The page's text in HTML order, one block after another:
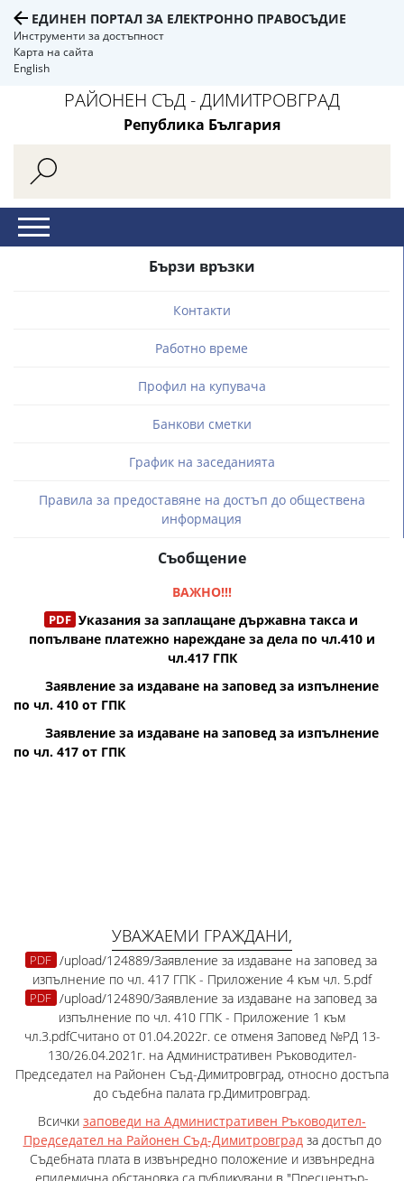
ЕДИНЕН ПОРТАЛ ЗА ЕЛЕКТРОННО ПРАВОСЪДИЕ
Инструменти за достъпност
Карта на сайта
English
РАЙОНЕН СЪД - ДИМИТРОВГРАД
Република България
Бързи връзки
Контакти
Работно време
Профил на купувача
Банкови сметки
График на заседанията
Правила за предоставяне на достъп до обществена
информация
Съобщение
ВАЖНО!!!
Указания за заплащане държавна такса и
попълване платежно нареждане за дела по чл.410 и
чл.417 ГПК
Заявление за издаване на заповед за изпълнение
по чл. 410 от ГПК
Заявление за издаване на заповед за изпълнение
по чл. 417 от ГПК
УВАЖАЕМИ ГРАЖДАНИ,
/upload/124889/Заявление за издаване на заповед за
изпълнение по чл. 417 ГПК - Приложение 4 към чл. 5.pdf
/upload/124890/Заявление за издаване на заповед за
изпълнение по чл. 410 ГПК - Приложение 1 към
чл.3.pdfСчитано от 01.04.2022г. се отменя Заповед №РД 13-
130/26.04.2021г. на Административен Ръководител-
Председател на Районен Съд-Димитровград, относно достъпа
до съдебна палата гр.Димитровград.
Всички заповеди на Административен Ръководител-
Председател на Районен Съд-Димитровградза достъп до
Съдебната плата в извънредно положение и извънредна